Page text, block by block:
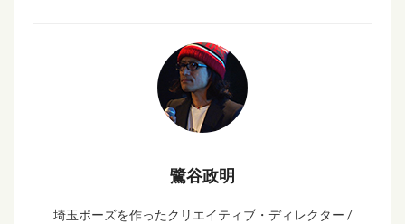
鷺谷政明
埼玉ポーズを作ったクリエイティブ・ディレクター /